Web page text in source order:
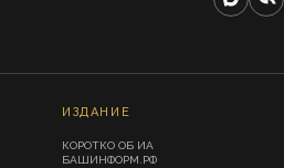
ИЗДАНИЕ
КОРОТКО ОБ ИА
БАШИНФОРМ.РФ